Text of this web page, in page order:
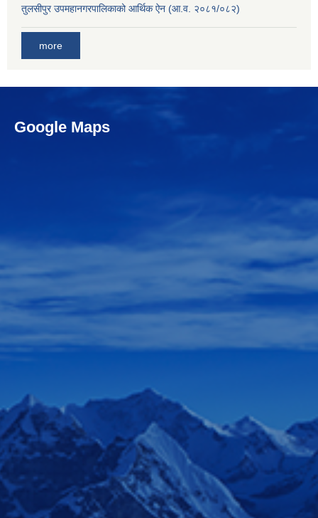
तुलसीपुर उपमहानगरपालिकाको आर्थिक ऐन (आ.व. २०८१/०८२)
more
Google Maps